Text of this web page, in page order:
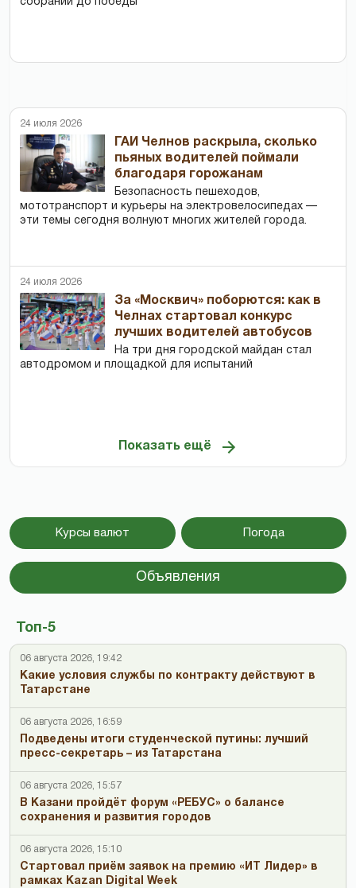
24 июля 2026
ГАИ Челнов раскрыла, сколько
пьяных водителей поймали
благодаря горожанам
Безопасность пешеходов,
мототранспорт и курьеры на электровелосипедах —
эти темы сегодня волнуют многих жителей города.
24 июля 2026
За «Москвич» поборются: как в
Челнах стартовал конкурс
лучших водителей автобусов
На три дня городской майдан стал
автодромом и площадкой для испытаний
Показать ещё
Курсы валют Погода
Объявления
Топ-5
06 августа 2026, 19:42
Какие условия службы по контракту действуют в
Татарстане
06 августа 2026, 16:59
Подведены итоги студенческой путины: лучший
пресс-секретарь – из Татарстана
06 августа 2026, 15:57
В Казани пройдёт форум «РЕБУС» о балансе
сохранения и развития городов
06 августа 2026, 15:10
Стартовал приём заявок на премию «ИТ Лидер» в
рамках Kazan Digital Week